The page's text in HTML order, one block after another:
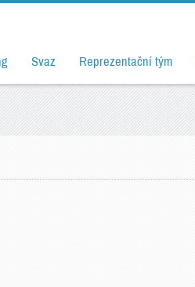
Svaz Reprezentační tým